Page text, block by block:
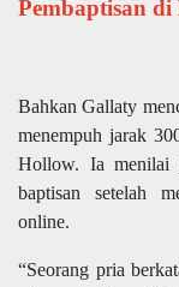
Pembaptisan
Bahkan Gallaty
menempuh jarak
Hollow. Ia menilai
baptisan setelah
online.
“Seorang pria